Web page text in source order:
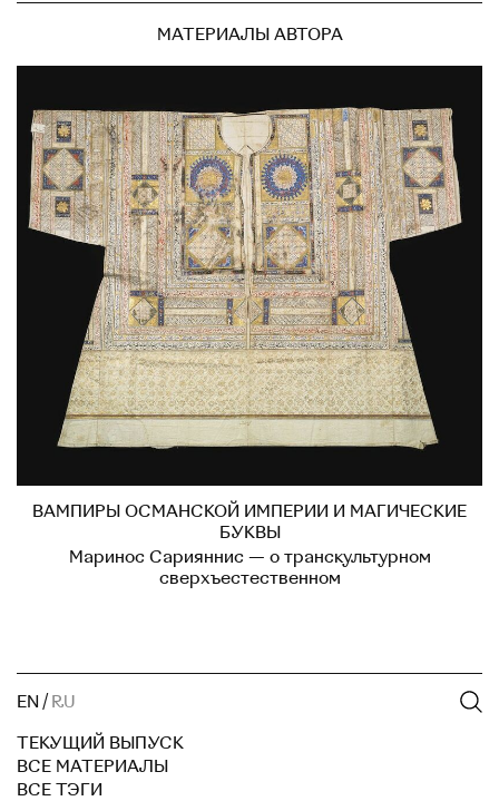
МАТЕРИАЛЫ АВТОРА
ВАМПИРЫ ОСМАНСКОЙ ИМПЕРИИ И МАГИЧЕСКИЕ
БУКВЫ
Маринос Сарияннис — о транскультурном
сверхъестественном
EN / RU
ТЕКУЩИЙ ВЫПУСК
ВСЕ МАТЕРИАЛЫ
ВСЕ ТЭГИ